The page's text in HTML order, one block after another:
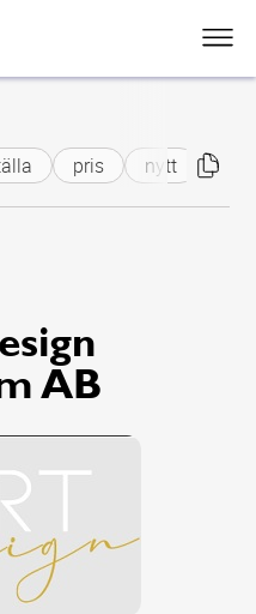
pris nytt kök
AB